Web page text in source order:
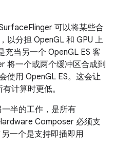
可以将某些合
以分担 OpenGL 和 GPU 上
当另一个 OpenGL ES 客
将一个或两个缓冲区合成到
使用 OpenGL ES。这会让
计算时更低。
一半的工作，是所有
Composer 必须支
一个是支持即插即用